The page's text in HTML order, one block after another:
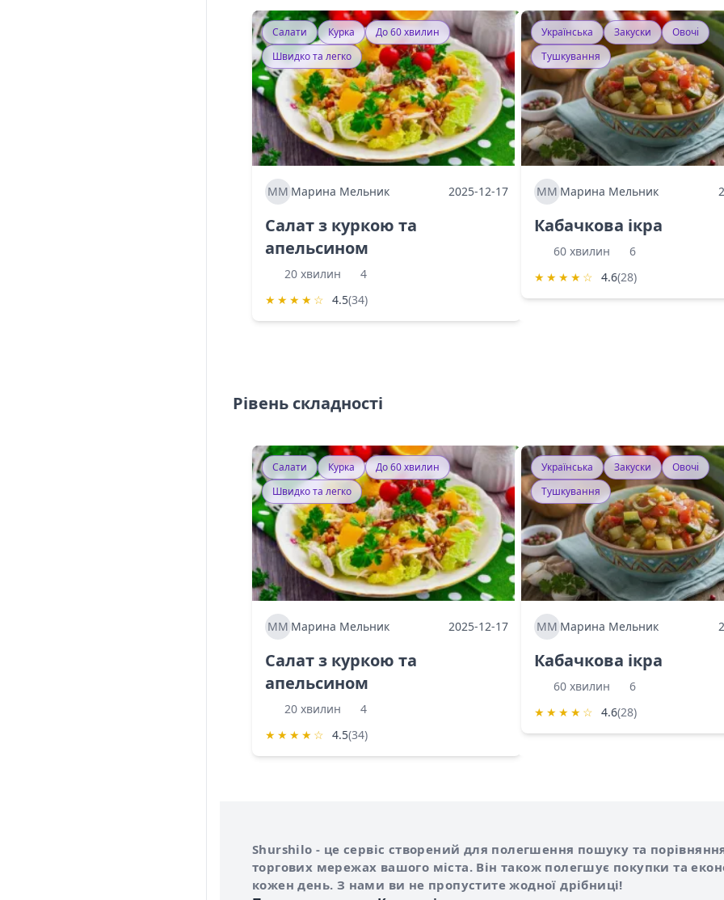
Салати Курка
До 60 хвилин
Швидко та легко
ММ Марина Мельник 2025-12-17
Салат з куркою та
апельсином
20 хвилин
4
★ ★ ★ ★ ☆ 4.5(34)
Українська Закуски
Овочі
Тушкування
ММ Марина Мельник
Кабачкова ікра
60 хвилин
6
★ ★ ★ ★ ☆ 4.6(28)
Рівень складності
Салати Курка
До 60 хвилин
Швидко та легко
ММ Марина Мельник 2025-12-17
Салат з куркою та
апельсином
20 хвилин
4
★ ★ ★ ★ ☆ 4.5(34)
Українська Закуски
Овочі
Тушкування
ММ Марина Мельник
Кабачкова ікра
60 хвилин
6
★ ★ ★ ★ ☆ 4.6(28)
Про сервіс Shurshilo
Shurshilo - це сервіс створений для полегшення пошуку та
торгових мережах вашого міста. Він також полегшує покупки та
кожен день. З нами ви не пропустите жодної дрібниці!